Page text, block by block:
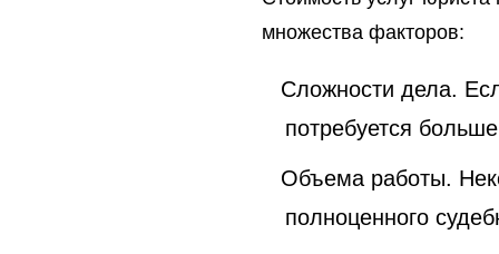
множества факторов:
Сложности дела.
потребуется
Объема работы.
полноценного